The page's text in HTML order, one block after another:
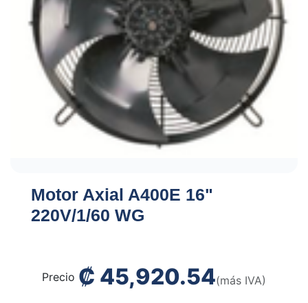
Motor Axial A400E 16"
220V/1/60 WG
Precio ₡ 45,920.54(más IVA)